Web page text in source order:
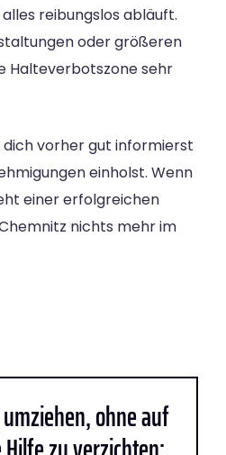
reibungslos abläuft.
oder größeren
Halteverbotszone sehr
dich vorher gut informierst
einholst. Wenn
einer erfolgreichen
nichts mehr im
ohne auf